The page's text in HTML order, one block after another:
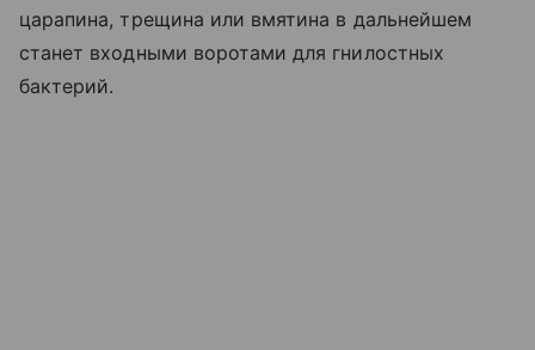
царапина, трещина или вмятина в дальнейшем
станет входными воротами для гнилостных
бактерий.